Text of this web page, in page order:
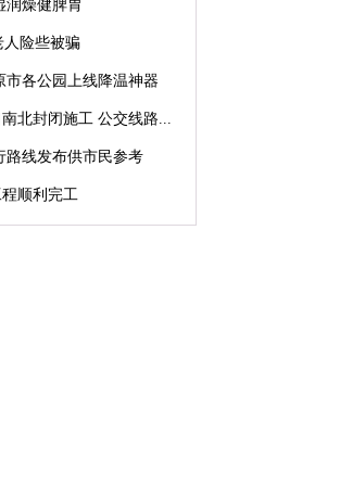
润燥健脾胃
人险些被骗
市各公园上线降温神器
北封闭施工 公交线路...
路线发布供市民参考
顺利完工